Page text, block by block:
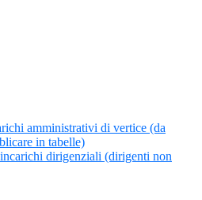
amministrativi di vertice (da
in tabelle)
dirigenziali (dirigenti non